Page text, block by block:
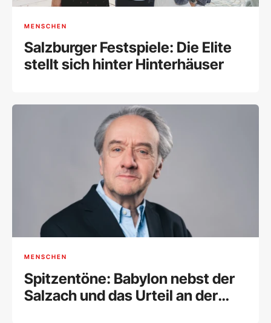
MENSCHEN
Salzburger Festspiele: Die Elite
stellt sich hinter Hinterhäuser
MENSCHEN
Spitzentöne: Babylon nebst der
Salzach und das Urteil an der